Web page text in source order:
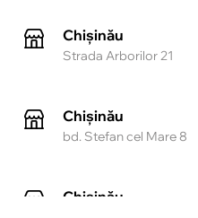
Chișinău
Strada Arborilor 21
Chișinău
bd. Stefan cel Mare 8
Chișinău